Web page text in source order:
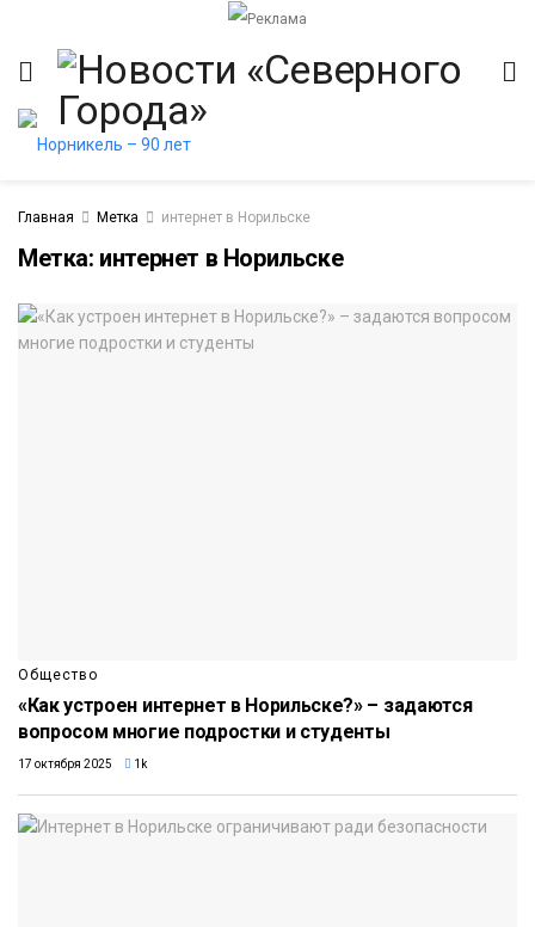
Главная Метка интернет в Норильске
Метка: интернет в Норильске
Общество
«Как устроен интернет в Норильске?» – задаются
вопросом многие подростки и студенты
17 октября 2025 1k